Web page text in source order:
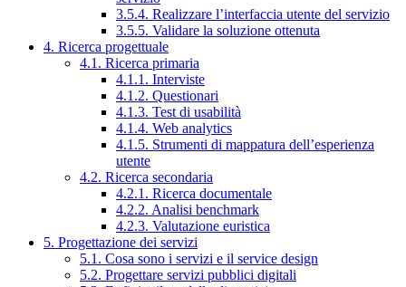
3.5.4. Realizzare l’interfaccia utente del servizio
3.5.5. Validare la soluzione ottenuta
4. Ricerca progettuale
4.1. Ricerca primaria
4.1.1. Interviste
4.1.2. Questionari
4.1.3. Test di usabilità
4.1.4. Web analytics
4.1.5. Strumenti di mappatura dell’esperienza
utente
4.2. Ricerca secondaria
4.2.1. Ricerca documentale
4.2.2. Analisi benchmark
4.2.3. Valutazione euristica
5. Progettazione dei servizi
5.1. Cosa sono i servizi e il service design
5.2. Progettare servizi pubblici digitali